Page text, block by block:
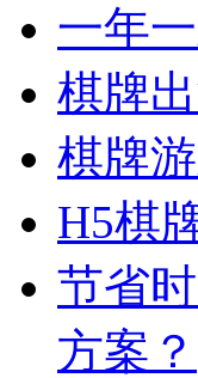
一年
棋牌
棋牌
H5棋
节省
方案？